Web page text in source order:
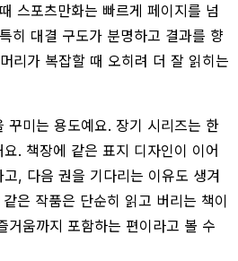
스포츠만화는 빠르게 페이지를 넘
히 대결 구도가 분명하고 결과를 향
리가 복잡할 때 오히려 더 잘 읽히는
꾸미는 용도예요. 장기 시리즈는 한
. 책장에 같은 표지 디자인이 이어
, 다음 권을 기다리는 이유도 생겨
은 작품은 단순히 읽고 버리는 책이
거움까지 포함하는 편이라고 볼 수